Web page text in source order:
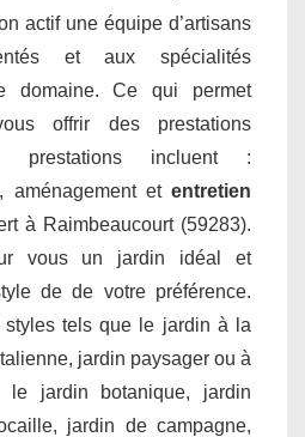
actif une équipe d’artisans
et aux spécialités
domaine. Ce qui permet
offrir des prestations
prestations incluent :
aménagement et entretien
à Raimbeaucourt (59283).
vous un jardin idéal et
de de votre préférence.
styles tels que le jardin à la
jardin paysager ou à
le jardin botanique, jardin
jardin de campagne,